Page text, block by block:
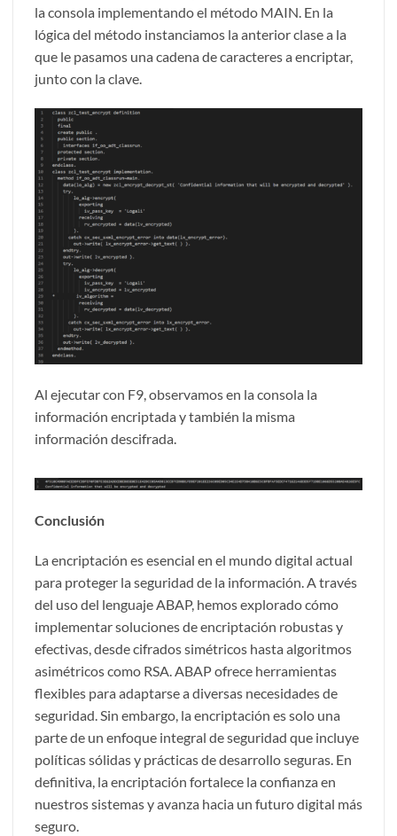
la consola implementando el método MAIN. En la
lógica del método instanciamos la anterior clase a la
que le pasamos una cadena de caracteres a encriptar,
junto con la clave.
Al ejecutar con F9, observamos en la consola la
información encriptada y también la misma
información descifrada.
Conclusión
La encriptación es esencial en el mundo digital actual
para proteger la seguridad de la información. A través
del uso del lenguaje ABAP, hemos explorado cómo
implementar soluciones de encriptación robustas y
efectivas, desde cifrados simétricos hasta algoritmos
asimétricos como RSA. ABAP ofrece herramientas
flexibles para adaptarse a diversas necesidades de
seguridad. Sin embargo, la encriptación es solo una
parte de un enfoque integral de seguridad que incluye
políticas sólidas y prácticas de desarrollo seguras. En
definitiva, la encriptación fortalece la confianza en
nuestros sistemas y avanza hacia un futuro digital más
seguro.